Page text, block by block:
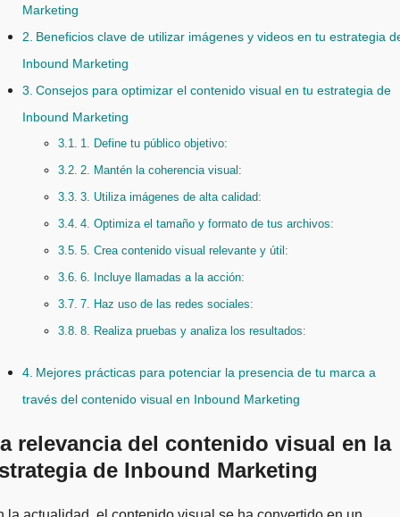
Marketing
Beneficios clave de utilizar imágenes y videos en tu estrategia
Inbound Marketing
Consejos para optimizar el contenido visual en tu estrategia de
Inbound Marketing
1. Define tu público objetivo:
2. Mantén la coherencia visual:
3. Utiliza imágenes de alta calidad:
4. Optimiza el tamaño y formato de tus archivos:
5. Crea contenido visual relevante y útil:
6. Incluye llamadas a la acción:
7. Haz uso de las redes sociales:
8. Realiza pruebas y analiza los resultados:
Mejores prácticas para potenciar la presencia de tu marca a
través del contenido visual en Inbound Marketing
relevancia del contenido visual en la
de Inbound Marketing